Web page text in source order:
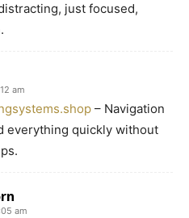
just focused,
am
– Navigation
everything quickly without
am